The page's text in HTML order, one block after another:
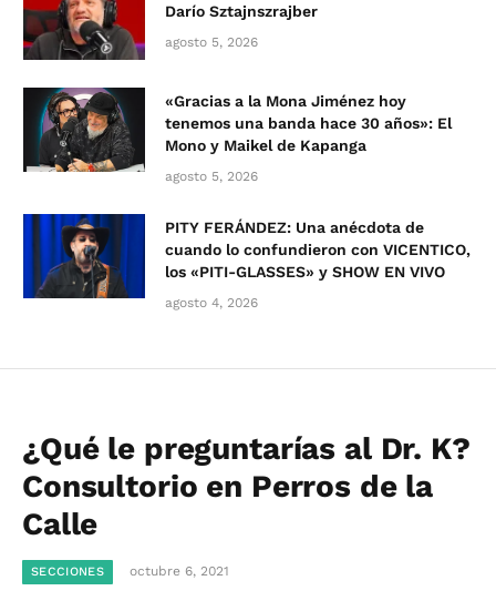
Darío Sztajnszrajber
agosto 5, 2026
«Gracias a la Mona Jiménez hoy
tenemos una banda hace 30 años»: El
Mono y Maikel de Kapanga
agosto 5, 2026
PITY FERÁNDEZ: Una anécdota de
cuando lo confundieron con VICENTICO,
los «PITI-GLASSES» y SHOW EN VIVO
agosto 4, 2026
¿Qué le preguntarías al Dr. K?
Consultorio en Perros de la
Calle
SECCIONES octubre 6, 2021